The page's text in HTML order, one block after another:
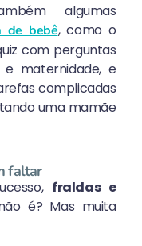
algumas
de bebê, como o
com perguntas
maternidade, e
complicadas
uma mamãe
faltar
fraldas e
é? Mas muita